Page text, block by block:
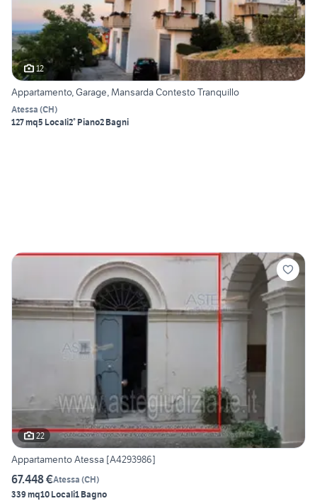
12
Appartamento, Garage, Mansarda Contesto Tranquillo
Atessa (CH)
127 mq5 Locali2° Piano2 Bagni
22
Appartamento Atessa [A4293986]
67.448 €Atessa (CH)
339 mq10 Locali1 Bagno